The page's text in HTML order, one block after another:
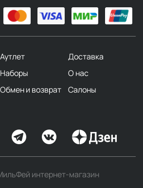
Аутлет
Доставка
Наборы
О нас
Обмен и возврат
Салоны
интернет-магазин